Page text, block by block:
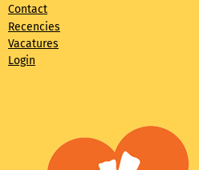
Contact
Recencies
Vacatures
Login